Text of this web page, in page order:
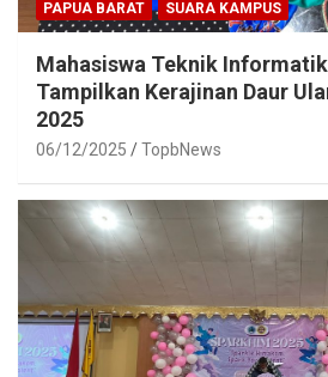
PAPUA BARAT SUARA KAMPUS
Mahasiswa Teknik
Tampilkan Kerajinan Daur
2025
06/12/2025 TopbNews